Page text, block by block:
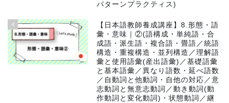
パターンプラクティス)
4
【日本語教師養成講座】8.形態・語
彙・意味｜②(語構成・単純語・合
成語・派生語・複合語・畳語／統語
構造・重複構造・並列構造／理解語
彙と使用語彙(産出語彙)／基礎語彙
と基本語彙／異なり語数・延べ語数
／自動詞と他動詞・自他の対応／意
志動詞と無意志動詞／動き動詞(動
作動詞と変化動詞)・状態動詞／継